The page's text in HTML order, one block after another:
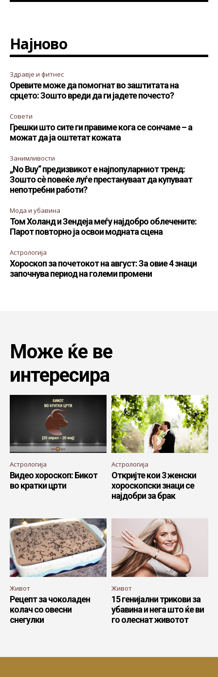
Најново
Здравје и фитнес
Оревите може да помогнат во заштитата на
срцето: Зошто вреди да ги јадете почесто?
Совети
Грешки што сите ги правиме кога се сончаме – а
можат да ја оштетат кожата
Занимливости
„No Buy“ предизвикот е најпопуларниот тренд:
Зошто сè повеќе луѓе престануваат да купуваат
непотребни работи?
Мода и убавина
Том Холанд и Зендеја меѓу најдобро облечените:
Парот повторно ја освои модната сцена
Астрологија
Хороскоп за почетокот на август: За овие 4 знаци
започнува период на големи промени
Може ќе ве
интересира
Астрологија
Видео хороскоп: Бикот
во кратки црти
Астрологија
Откријте кои 3 женски
хороскопски знаци се
најдобри за брак
Живот
Рецепт за чоколаден
колач со овесни
снегулки
Живот
15 генијални трикови за
убавина и нега што ќе ви
го олеснат животот